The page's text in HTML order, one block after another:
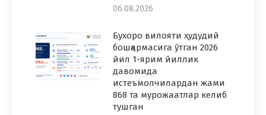
06.08.2026
Бухоро вилояти ҳудудий
бошқармасига ўтган 2026
йил 1-ярим йиллик
давомида
истеъмолчилардан жами
868 та мурожаатлар келиб
тушган